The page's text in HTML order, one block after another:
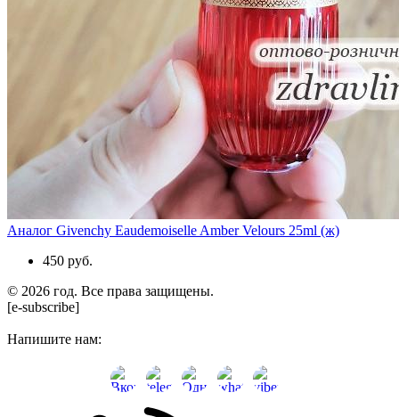
Аналог Givenchy Eaudemoiselle Amber Velours 25ml (ж)
450 руб.
© 2026 год. Все права защищены.
[e-subscribe]
Напишите нам: